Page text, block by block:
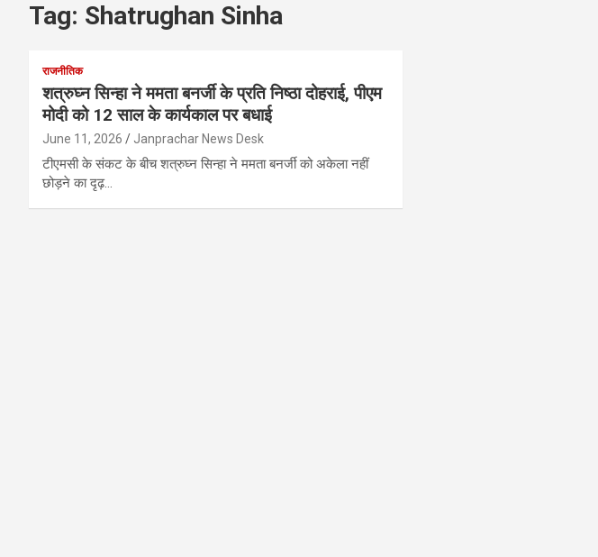
Tag: Shatrughan Sinha
राजनीतिक
शत्रुघ्न सिन्हा ने ममता बनर्जी के प्रति निष्ठा दोहराई, पीएम
मोदी को 12 साल के कार्यकाल पर बधाई
June 11, 2026 Janprachar News Desk
टीएमसी के संकट के बीच शत्रुघ्न सिन्हा ने ममता बनर्जी को अकेला नहीं
छोड़ने का दृढ़…